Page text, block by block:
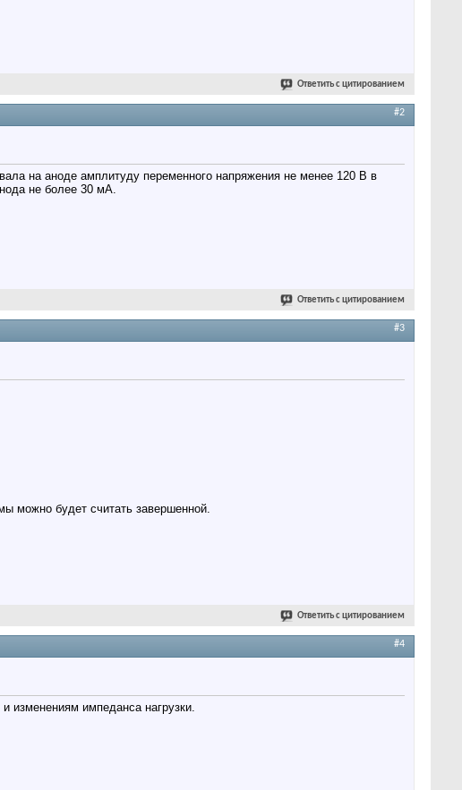
Ответить с цитированием
#2
на аноде амплитуду переменного напряжения не менее 120 В в
не более 30 мА.
Ответить с цитированием
#3
можно будет считать завершенной.
Ответить с цитированием
#4
изменениям импеданса нагрузки.